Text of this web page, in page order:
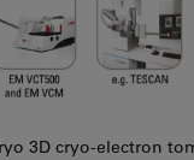
3D cryo-electron